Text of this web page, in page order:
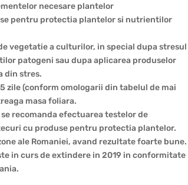
necesare plantelor
pentru protectia plantelor si nutrientilor
vegetatie a culturilor, in special dupa stresul
patogeni sau dupa aplicarea produselor
din stres.
zile (conform omologarii din tabelul de mai
masa foliara.
recomanda efectuarea testelor de
cu produse pentru protectia plantelor.
ale Romaniei, avand rezultate foarte bune.
in curs de extindere in 2019 in conformitate